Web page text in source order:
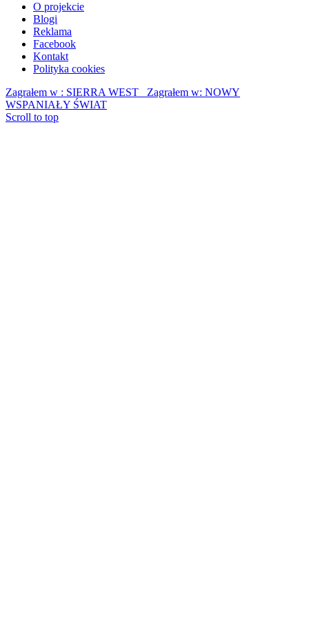
O projekcie
Blogi
Reklama
Facebook
Kontakt
Polityka cookies
Zagrałem w : SIERRA WEST
Zagrałem w: NOWY
WSPANIAŁY ŚWIAT
Scroll to top